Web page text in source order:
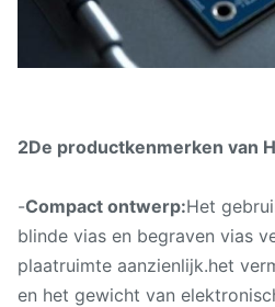
2De productkenmerken van
-Compact ontwerp:Het
blinde vias en begraven vias
plaatruimte aanzienlijk.het
en het gewicht van